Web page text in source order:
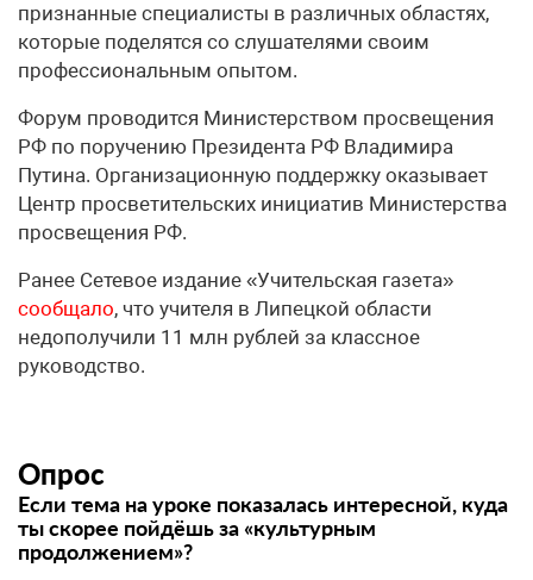
признанные специалисты в различных областях,
которые поделятся со слушателями своим
профессиональным опытом.
Форум проводится Министерством просвещения
РФ по поручению Президента РФ Владимира
Путина. Организационную поддержку оказывает
Центр просветительских инициатив Министерства
просвещения РФ.
Ранее Сетевое издание «Учительская газета»
сообщало, что учителя в Липецкой области
недополучили 11 млн рублей за классное
руководство.
Опрос
Если тема на уроке показалась интересной, куда
ты скорее пойдёшь за «культурным
продолжением»?